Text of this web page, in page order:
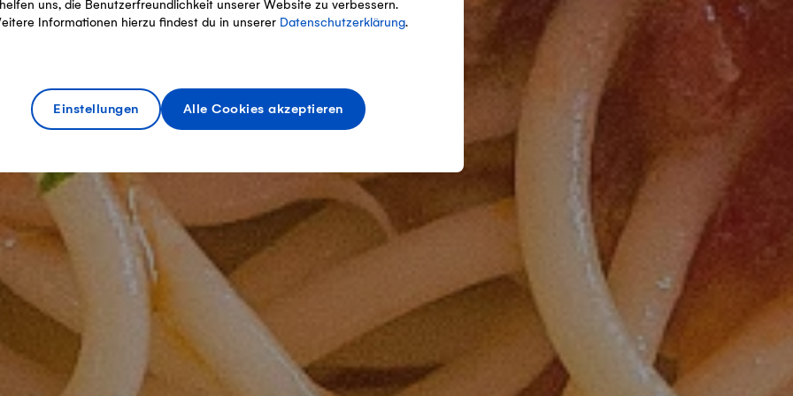
uns, die Benutzerfreundlichkeit unserer Website zu verbessern.
Informationen hierzu findest du in unserer Datenschutzerklärung.
Einstellungen Alle Cookies akzeptieren